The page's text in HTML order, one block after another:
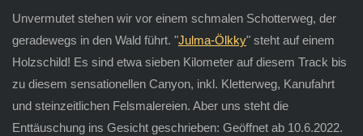
Unvermutet stehen wir vor einem schmalen Schotterweg, der
geradewegs in den Wald führt. "Julma-Ölkky" steht auf einem
Holzschild! Es sind etwa sieben Kilometer auf diesem Track bis
zu diesem sensationellen Canyon, inkl. Kletterweg, Kanufahrt
und steinzeitlichen Felsmalereien. Aber uns steht die
Enttäuschung ins Gesicht geschrieben: Geöffnet ab 10.6.2022.